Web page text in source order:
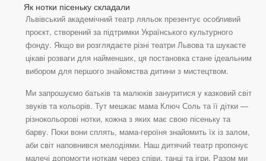
Як нотки пісеньку складали
Львівський академічний театр ляльок презентує особливий
проєкт, створений за підтримки Українського культурного
фонду. Якщо ви розглядаєте різні театри Львова та шукаєте
цікаві розваги для найменших, ця постановка стане ідеальним
вибором для першого знайомства дитини з мистецтвом.
Ми запрошуємо батьків та малюків зануритися у казковий світ
звуків та кольорів. Тут мешкає мама Ключ Соль та її дітки —
різнокольорові нотки, кожна з яких має свою пісеньку та
барву. Поки вони сплять, мама-героїня знайомить їх із залом,
аби світ наповнився мелодіями. Наш дитячий театр пропонує
малечі допомогти ноткам через співи, танці та ігри. Разом ми